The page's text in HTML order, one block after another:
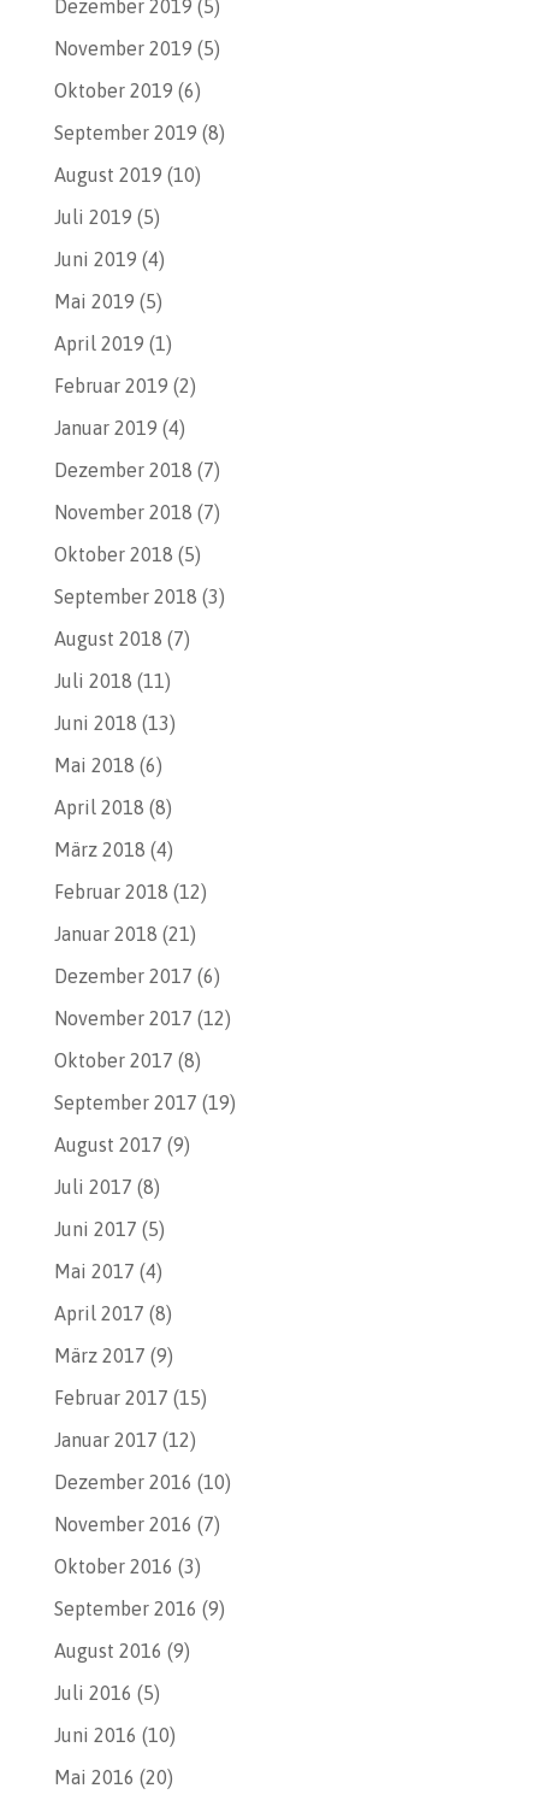
Dezember 2019 (5)
November 2019 (5)
Oktober 2019 (6)
September 2019 (8)
August 2019 (10)
Juli 2019 (5)
Juni 2019 (4)
Mai 2019 (5)
April 2019 (1)
Februar 2019 (2)
Januar 2019 (4)
Dezember 2018 (7)
November 2018 (7)
Oktober 2018 (5)
September 2018 (3)
August 2018 (7)
Juli 2018 (11)
Juni 2018 (13)
Mai 2018 (6)
April 2018 (8)
März 2018 (4)
Februar 2018 (12)
Januar 2018 (21)
Dezember 2017 (6)
November 2017 (12)
Oktober 2017 (8)
September 2017 (19)
August 2017 (9)
Juli 2017 (8)
Juni 2017 (5)
Mai 2017 (4)
April 2017 (8)
März 2017 (9)
Februar 2017 (15)
Januar 2017 (12)
Dezember 2016 (10)
November 2016 (7)
Oktober 2016 (3)
September 2016 (9)
August 2016 (9)
Juli 2016 (5)
Juni 2016 (10)
Mai 2016 (20)